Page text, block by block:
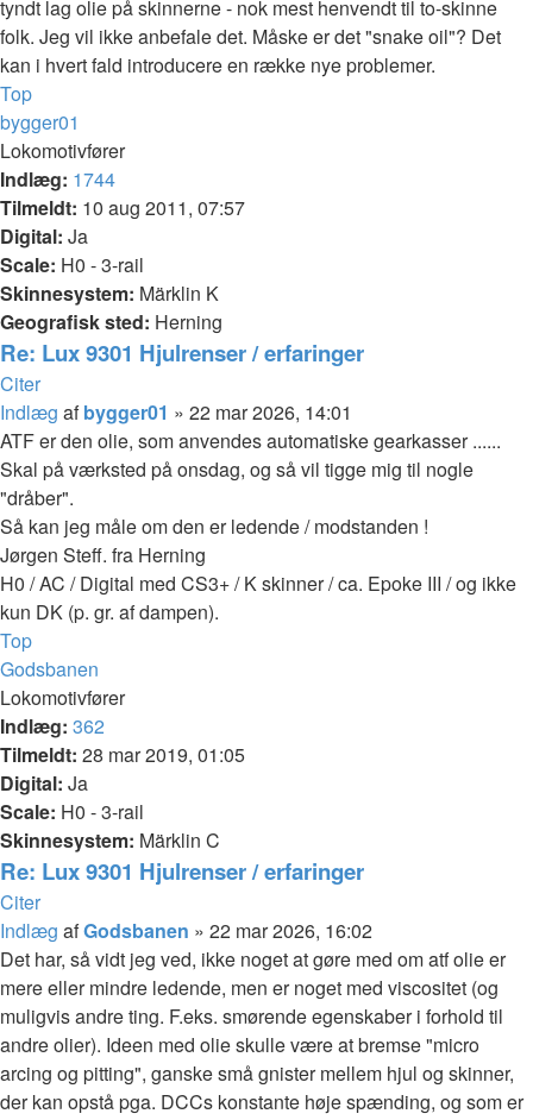
tyndt lag olie på skinnerne - nok mest henvendt til to-skinne
folk. Jeg vil ikke anbefale det. Måske er det "snake oil"? Det
kan i hvert fald introducere en række nye problemer.
Top
bygger01
Lokomotivfører
Indlæg: 1744
Tilmeldt: 10 aug 2011, 07:57
Digital: Ja
Scale: H0 - 3-rail
Skinnesystem: Märklin K
Geografisk sted: Herning
Re: Lux 9301 Hjulrenser / erfaringer
Citer
Indlæg afbygger01 » 22 mar 2026, 14:01
ATF er den olie, som anvendes automatiske gearkasser ......
Skal på værksted på onsdag, og så vil tigge mig til nogle
"dråber".
Så kan jeg måle om den er ledende / modstanden !
Jørgen Steff. fra Herning
H0 / AC / Digital med CS3+ / K skinner / ca. Epoke III / og ikke
kun DK (p. gr. af dampen).
Top
Godsbanen
Lokomotivfører
Indlæg: 362
Tilmeldt: 28 mar 2019, 01:05
Digital: Ja
Scale: H0 - 3-rail
Skinnesystem: Märklin C
Re: Lux 9301 Hjulrenser / erfaringer
Citer
Indlæg afGodsbanen » 22 mar 2026, 16:02
Det har, så vidt jeg ved, ikke noget at gøre med om atf olie er
mere eller mindre ledende, men er noget med viscositet (og
muligvis andre ting. F.eks. smørende egenskaber i forhold til
andre olier). Ideen med olie skulle være at bremse "micro
arcing og pitting", ganske små gnister mellem hjul og skinner,
der kan opstå pga. DCCs konstante høje spænding, og som er